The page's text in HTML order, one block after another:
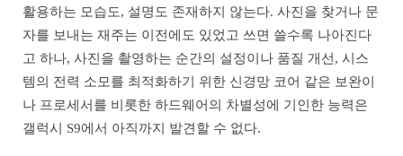
활용하는 모습도, 설명도 존재하지 않는다. 사진을 찾거나 문
자를 보내는 재주는 이전에도 있었고 쓰면 쓸수록 나아진다
고 하나, 사진을 촬영하는 순간의 설정이나 품질 개선, 시스
템의 전력 소모를 최적화하기 위한 신경망 코어 같은 보완이
나 프로세서를 비롯한 하드웨어의 차별성에 기인한 능력은
갤럭시 S9에서 아직까지 발견할 수 없다.